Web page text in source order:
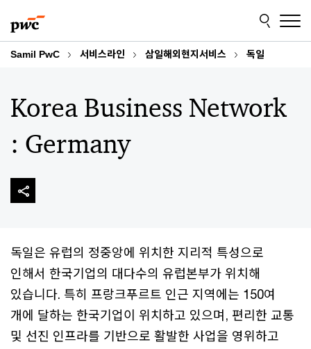
to
content
to
footer
Samil PwC 서비스라인 삼일해외현지서비스 독일
Korea Business Network
: Germany
독일은 유럽의 정중앙에 위치한 지리적 특성으로
인해서 한국기업의 대다수의 유럽본부가 위치해
있습니다. 특히 프랑크푸르트 인근 지역에는 150여
개에 달하는 한국기업이 위치하고 있으며, 편리한 교통
및 선진 인프라를 기반으로 활발한 사업을 영위하고